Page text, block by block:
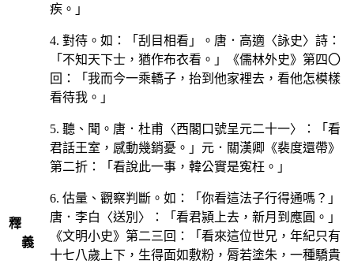
釋
義
疾。」
4. 對待。如：「刮目相看」。唐．高適〈詠史〉詩：
「不知天下士，猶作布衣看。」《儒林外史》第四〇
回：「我而今一乘轎子，抬到他家裡去，看他怎模樣
看待我。」
5. 聽、聞。唐．杜甫〈西閣口號呈元二十一〉：「看
君話王室，感動幾銷憂。」元．關漢卿《裴度還帶》
第二折：「看說此一事，韓公實是寃枉。」
6. 估量、觀察判斷。如：「你看這法子行得通嗎？」
唐．李白〈送別〉：「看君潁上去，新月到應圓。」
《文明小史》第二三回：「看來這位世兄，年紀只有
十七八歲上下，生得面如敷粉，脣若塗朱，一種驕貴